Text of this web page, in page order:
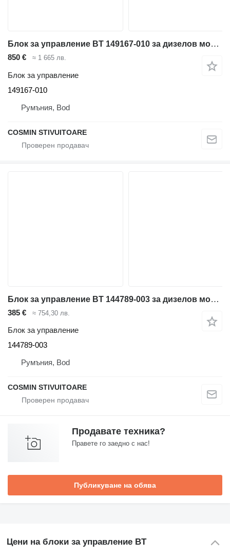
Блок за управление BT 149167-010 за дизелов мотокар
850 € ≈ 1 665 лв.
Блок за управление
149167-010
Румъния, Bod
COSMIN STIVUITOARE
Блок за управление BT 144789-003 за дизелов мотокар
385 € ≈ 754,30 лв.
Блок за управление
144789-003
Румъния, Bod
COSMIN STIVUITOARE
Продавате техника?
Правете го заедно с нас!
Публикуване на обява
Цени на блоки за управление BT